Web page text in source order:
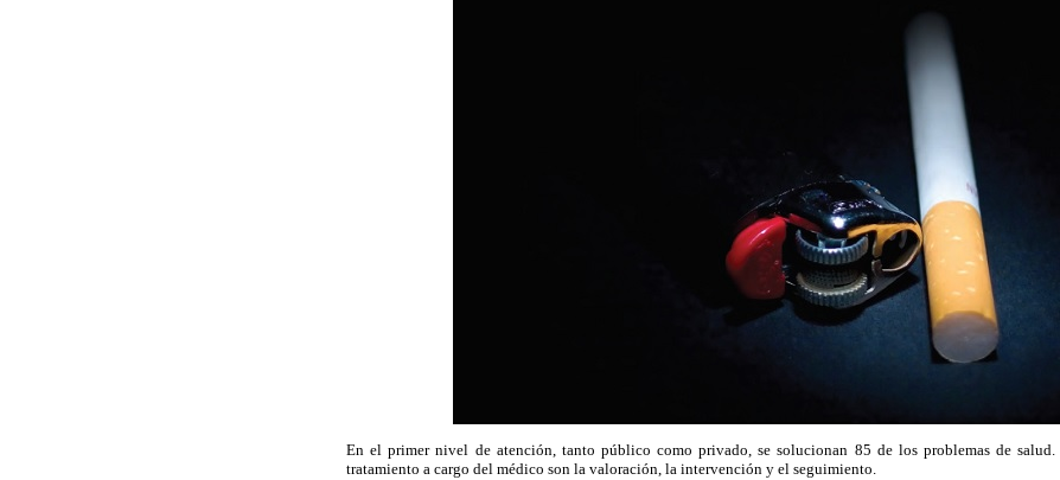
En el primer nivel de atención, tanto público como privado, se solucionan 85 de los problemas de salud.
tratamiento a cargo del médico son la valoración, la intervención y el seguimiento.